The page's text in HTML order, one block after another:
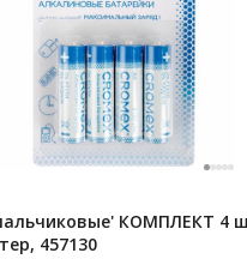
КОМПЛЕКТ 4
457130